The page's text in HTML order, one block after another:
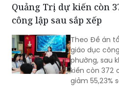
Quảng Trị dự kiến còn
công lập sau sắp xếp
Theo Đề án
giáo dục
phường, sau
kiến còn 372
giảm 55,23%